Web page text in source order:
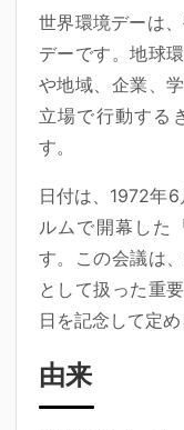
世界環境デーは
デーです。地球
や地域、企業、
立場で行動する
す。
日付は、1972年
ルムで開幕した
す。この会議は
として扱った重
日を記念して定め
由来